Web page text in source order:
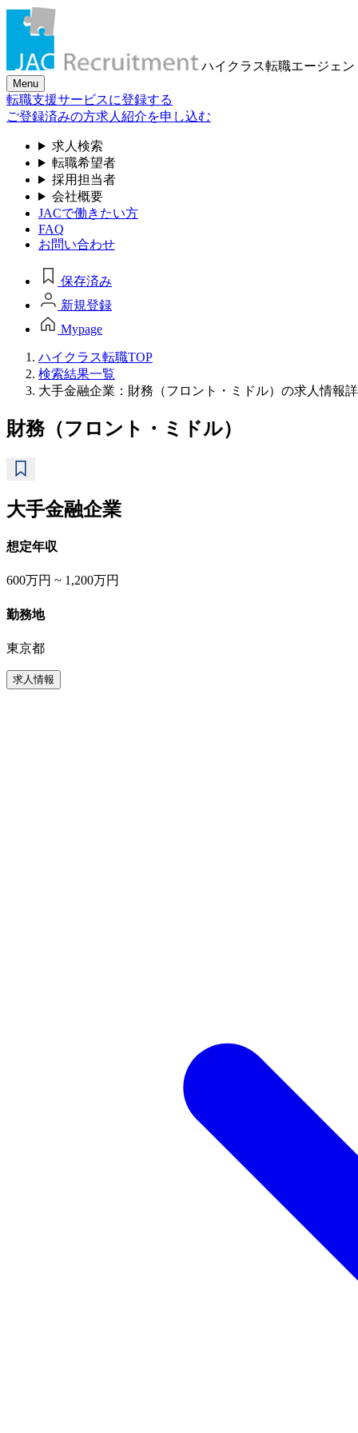
ハイクラス転職エージェン
Menu
転職支援サービスに登録する
ご登録済みの方求人紹介を申し込む
求人検索
転職希望者
採用担当者
会社概要
JACで働きたい方
FAQ
お問い合わせ
保存済み
新規登録
Mypage
ハイクラス転職TOP
検索結果一覧
大手金融企業：財務（フロント・ミドル）の求人情報
財務（フロント・ミドル）
大手金融企業
想定年収
600万円 ~ 1,200万円
勤務地
東京都
求人情報